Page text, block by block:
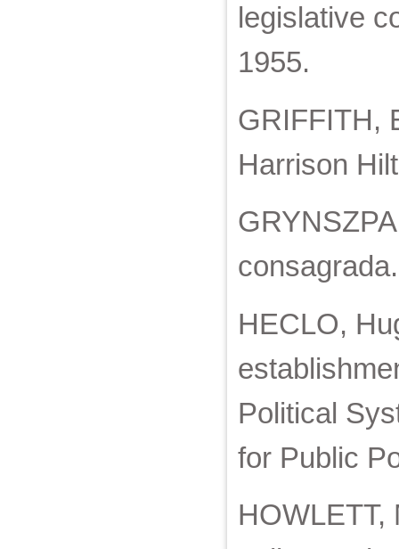
legislative
1955.
GRIFFITH,
Harrison
HECLO,
Political
for Public
HOWLETT,